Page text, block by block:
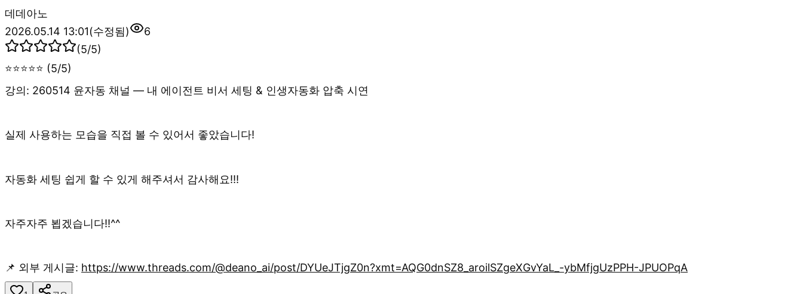
데데아노
2026.05.14 13:01(수정됨)
6
(5/5)
⭐⭐⭐⭐⭐ (5/5)
강의: 260514 윤자동 채널 — 내 에이전트 비서 세팅 & 인생자동화 압축 시연
실제 사용하는 모습을 직접 볼 수 있어서 좋았습니다!
자동화 세팅 쉽게 할 수 있게 해주셔서 감사해요!!!
자주자주 뵙겠습니다!!^^
📌 외부 게시글: https://www.threads.com/@deano_ai/post/DYUeJTjgZ0n?xmt=AQG0dnSZ8_aroilSZgeXGvYaL_-ybMfjgUzPPH-JPUOPqA